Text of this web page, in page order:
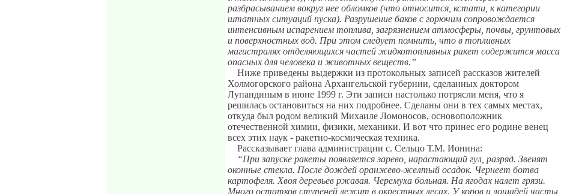
разбрасыванием вокруг нее обломков (что относится, кстати, к категории
штатных ситуаций пуска). Разрушение баков с горючим сопровождается
интенсивным испарением топлива, загрязнением атмосферы, почвы, грунтовых
и поверхностных вод. При этом следует помнить, что в топливных
магистралях отделяющихся частей жидкотопливных ракет содержится масса
опасных для человека и животных веществ.”
Ниже приведены выдержки из протокольных записей рассказов жителей
Холмогорского района Архангельской губернии, сделанных доктором
Лупандиным в июне 1999 г. Эти записи настолько потрясли меня, что я
решилась остановиться на них подробнее. Сделаны они в тех самых местах,
откуда был родом великий Михаиле Ломоносов, основоположник
отечественной химии, физики, механики. И вот что принес его родине венец
всех этих наук - ракетно-космическая техника.
Рассказывает глава администрации с. Сельцо Т.М. Ионина:
“При запуске ракеты появляется зарево, нарастающий гул, разряд. Звенят
оконные стекла. После дождей оранжево-желтый осадок. Чернеет ботва
картофеля. Хвоя деревьев ржавая. Черемуха больная. На ягодах налет грязи.
Много остатков ступеней лежит в окрестных лесах. У коров и лошадей часты